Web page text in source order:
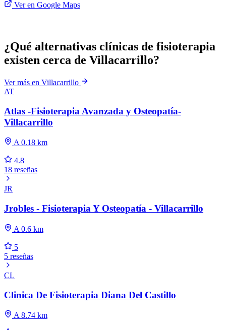
Ver en Google Maps
¿Qué alternativas clínicas de fisioterapia
existen cerca de Villacarrillo?
Ver más en Villacarrillo
AT
Atlas -Fisioterapia Avanzada y Osteopatía-
Villacarrillo
A 0.18 km
4.8
18 reseñas
JR
Jrobles - Fisioterapia Y Osteopatía - Villacarrillo
A 0.6 km
5
5 reseñas
CL
Clinica De Fisioterapia Diana Del Castillo
A 8.74 km